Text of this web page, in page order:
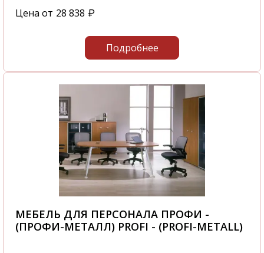
Цена от 28 838 ₽
Подробнее
МЕБЕЛЬ ДЛЯ ПЕРСОНАЛА ПРОФИ -
(ПРОФИ-МЕТАЛЛ) PROFI - (PROFI-METALL)